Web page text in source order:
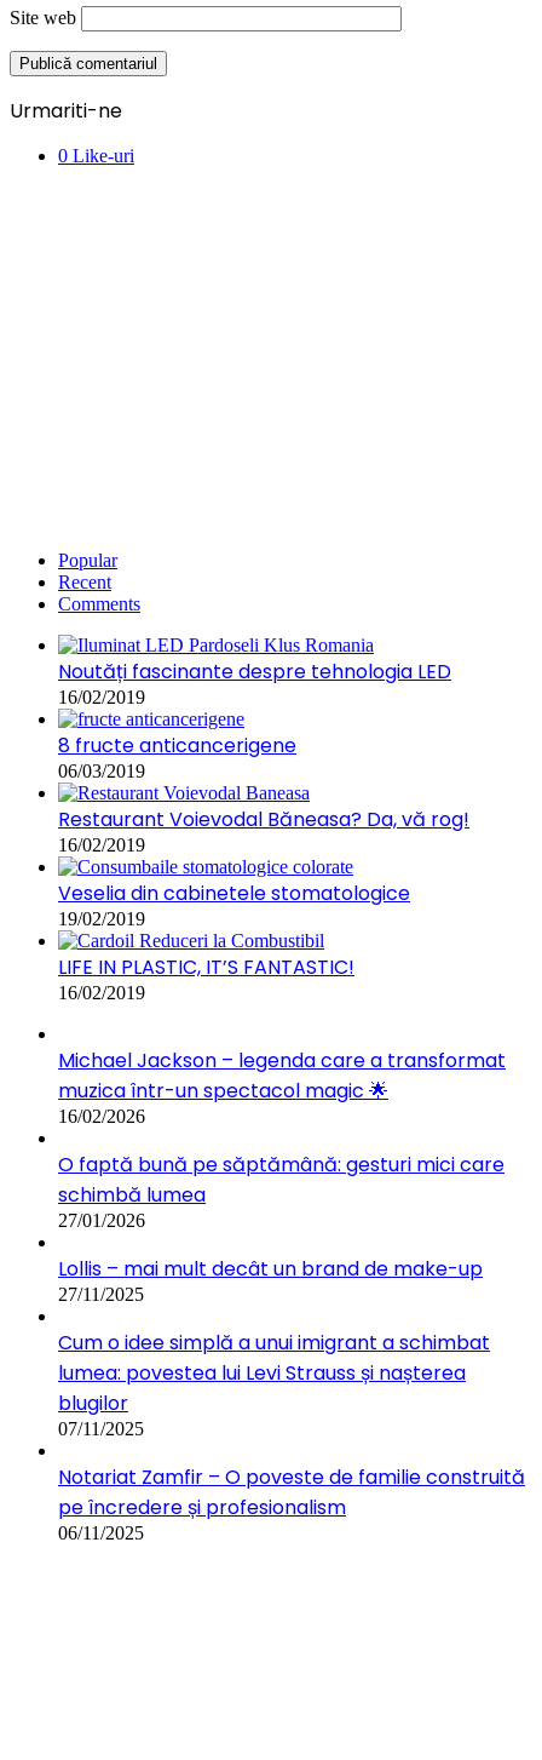
Site web
Urmariti-ne
0 Like-uri
Popular
Recent
Comments
Noutăți fascinante despre tehnologia LED
16/02/2019
8 fructe anticancerigene
06/03/2019
Restaurant Voievodal Băneasa? Da, vă rog!
16/02/2019
Veselia din cabinetele stomatologice
19/02/2019
LIFE IN PLASTIC, IT’S FANTASTIC!
16/02/2019
Michael Jackson – legenda care a transformat
muzica într-un spectacol magic 🌟
16/02/2026
O faptă bună pe săptămână: gesturi mici care
schimbă lumea
27/01/2026
Lollis – mai mult decât un brand de make-up
27/11/2025
Cum o idee simplă a unui imigrant a schimbat
lumea: povestea lui Levi Strauss și nașterea
blugilor
07/11/2025
Notariat Zamfir – O poveste de familie construită
pe încredere și profesionalism
06/11/2025